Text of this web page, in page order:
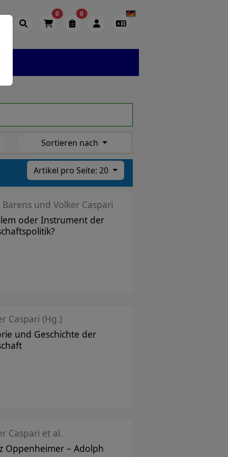
0 0
Sortieren nach
Artikel pro Seite: 20
und Volker Caspari
oder Instrument der
Caspari (Hg.)
und Geschichte der
Caspari et al.
Oppenheimer – Adolph